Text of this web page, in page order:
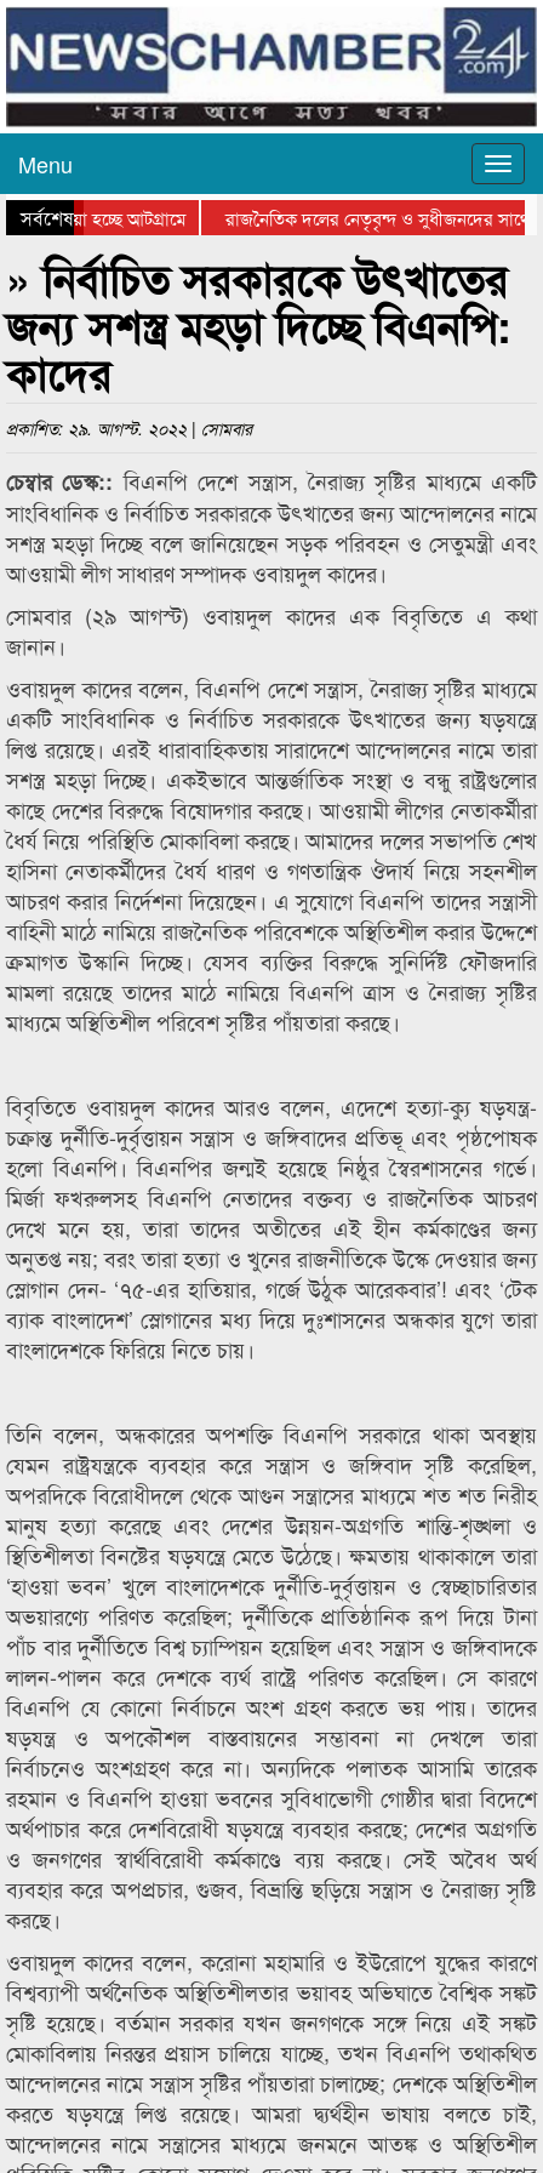
Menu
সর্বশেষ
যাওয়া হচ্ছে আটগ্রামে
রাজনৈতিক দলের নেতৃবৃন্দ ও সুধীজনদের সাথে
পুরস্কার বিতরণ সম্পন্ন
সিলেটে বাংলাদেশ গ্রুপ থিয়েটার ফেডারেশানের
» নির্বাচিত সরকারকে উৎখাতের
জন্য সশস্ত্র মহড়া দিচ্ছে বিএনপি:
কাদের
প্রকাশিত: ২৯. আগস্ট. ২০২২ | সোমবার
চেম্বার ডেস্ক::বিএনপি দেশে সন্ত্রাস, নৈরাজ্য সৃষ্টির মাধ্যমে একটি
সাংবিধানিক ও নির্বাচিত সরকারকে উৎখাতের জন্য আন্দোলনের নামে
সশস্ত্র মহড়া দিচ্ছে বলে জানিয়েছেন সড়ক পরিবহন ও সেতুমন্ত্রী এবং
আওয়ামী লীগ সাধারণ সম্পাদক ওবায়দুল কাদের।
সোমবার (২৯ আগস্ট) ওবায়দুল কাদের এক বিবৃতিতে এ কথা
জানান।
ওবায়দুল কাদের বলেন, বিএনপি দেশে সন্ত্রাস, নৈরাজ্য সৃষ্টির মাধ্যমে
একটি সাংবিধানিক ও নির্বাচিত সরকারকে উৎখাতের জন্য ষড়যন্ত্রে
লিপ্ত রয়েছে। এরই ধারাবাহিকতায় সারাদেশে আন্দোলনের নামে তারা
সশস্ত্র মহড়া দিচ্ছে। একইভাবে আন্তর্জাতিক সংস্থা ও বন্ধু রাষ্ট্রগুলোর
কাছে দেশের বিরুদ্ধে বিষোদগার করছে। আওয়ামী লীগের নেতাকর্মীরা
ধৈর্য নিয়ে পরিস্থিতি মোকাবিলা করছে। আমাদের দলের সভাপতি শেখ
হাসিনা নেতাকর্মীদের ধৈর্য ধারণ ও গণতান্ত্রিক ঔদার্য নিয়ে সহনশীল
আচরণ করার নির্দেশনা দিয়েছেন। এ সুযোগে বিএনপি তাদের সন্ত্রাসী
বাহিনী মাঠে নামিয়ে রাজনৈতিক পরিবেশকে অস্থিতিশীল করার উদ্দেশে
ক্রমাগত উস্কানি দিচ্ছে। যেসব ব্যক্তির বিরুদ্ধে সুনির্দিষ্ট ফৌজদারি
মামলা রয়েছে তাদের মাঠে নামিয়ে বিএনপি ত্রাস ও নৈরাজ্য সৃষ্টির
মাধ্যমে অস্থিতিশীল পরিবেশ সৃষ্টির পাঁয়তারা করছে।
বিবৃতিতে ওবায়দুল কাদের আরও বলেন, এদেশে হত্যা-ক্যু ষড়যন্ত্র-
চক্রান্ত দুর্নীতি-দুর্বৃত্তায়ন সন্ত্রাস ও জঙ্গিবাদের প্রতিভূ এবং পৃষ্ঠপোষক
হলো বিএনপি। বিএনপির জন্মই হয়েছে নিষ্ঠুর স্বৈরশাসনের গর্ভে।
মির্জা ফখরুলসহ বিএনপি নেতাদের বক্তব্য ও রাজনৈতিক আচরণ
দেখে মনে হয়, তারা তাদের অতীতের এই হীন কর্মকাণ্ডের জন্য
অনুতপ্ত নয়; বরং তারা হত্যা ও খুনের রাজনীতিকে উস্কে দেওয়ার জন্য
স্লোগান দেন- ‘৭৫-এর হাতিয়ার, গর্জে উঠুক আরেকবার’! এবং ‘টেক
ব্যাক বাংলাদেশ’ স্লোগানের মধ্য দিয়ে দুঃশাসনের অন্ধকার যুগে তারা
বাংলাদেশকে ফিরিয়ে নিতে চায়।
তিনি বলেন, অন্ধকারের অপশক্তি বিএনপি সরকারে থাকা অবস্থায়
যেমন রাষ্ট্রযন্ত্রকে ব্যবহার করে সন্ত্রাস ও জঙ্গিবাদ সৃষ্টি করেছিল,
অপরদিকে বিরোধীদলে থেকে আগুন সন্ত্রাসের মাধ্যমে শত শত নিরীহ
মানুষ হত্যা করেছে এবং দেশের উন্নয়ন-অগ্রগতি শান্তি-শৃঙ্খলা ও
স্থিতিশীলতা বিনষ্টের ষড়যন্ত্রে মেতে উঠেছে। ক্ষমতায় থাকাকালে তারা
‘হাওয়া ভবন’ খুলে বাংলাদেশকে দুর্নীতি-দুর্বৃত্তায়ন ও স্বেচ্ছাচারিতার
অভয়ারণ্যে পরিণত করেছিল; দুর্নীতিকে প্রাতিষ্ঠানিক রূপ দিয়ে টানা
পাঁচ বার দুর্নীতিতে বিশ্ব চ্যাম্পিয়ন হয়েছিল এবং সন্ত্রাস ও জঙ্গিবাদকে
লালন-পালন করে দেশকে ব্যর্থ রাষ্ট্রে পরিণত করেছিল। সে কারণে
বিএনপি যে কোনো নির্বাচনে অংশ গ্রহণ করতে ভয় পায়। তাদের
ষড়যন্ত্র ও অপকৌশল বাস্তবায়নের সম্ভাবনা না দেখলে তারা
নির্বাচনেও অংশগ্রহণ করে না। অন্যদিকে পলাতক আসামি তারেক
রহমান ও বিএনপি হাওয়া ভবনের সুবিধাভোগী গোষ্ঠীর দ্বারা বিদেশে
অর্থপাচার করে দেশবিরোধী ষড়যন্ত্রে ব্যবহার করছে; দেশের অগ্রগতি
ও জনগণের স্বার্থবিরোধী কর্মকাণ্ডে ব্যয় করছে। সেই অবৈধ অর্থ
ব্যবহার করে অপপ্রচার, গুজব, বিভ্রান্তি ছড়িয়ে সন্ত্রাস ও নৈরাজ্য সৃষ্টি
করছে।
ওবায়দুল কাদের বলেন, করোনা মহামারি ও ইউরোপে যুদ্ধের কারণে
বিশ্বব্যাপী অর্থনৈতিক অস্থিতিশীলতার ভয়াবহ অভিঘাতে বৈশ্বিক সঙ্কট
সৃষ্টি হয়েছে। বর্তমান সরকার যখন জনগণকে সঙ্গে নিয়ে এই সঙ্কট
মোকাবিলায় নিরন্তর প্রয়াস চালিয়ে যাচ্ছে, তখন বিএনপি তথাকথিত
আন্দোলনের নামে সন্ত্রাস সৃষ্টির পাঁয়তারা চালাচ্ছে; দেশকে অস্থিতিশীল
করতে ষড়যন্ত্রে লিপ্ত রয়েছে। আমরা দ্ব্যর্থহীন ভাষায় বলতে চাই,
আন্দোলনের নামে সন্ত্রাসের মাধ্যমে জনমনে আতঙ্ক ও অস্থিতিশীল